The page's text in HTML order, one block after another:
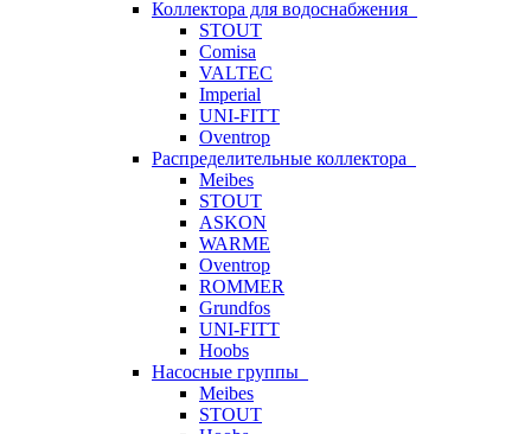
Коллектора для водоснабжения
STOUT
Comisa
VALTEC
Imperial
UNI-FITT
Oventrop
Распределительные коллектора
Meibes
STOUT
ASKON
WARME
Oventrop
ROMMER
Grundfos
UNI-FITT
Hoobs
Насосные группы
Meibes
STOUT